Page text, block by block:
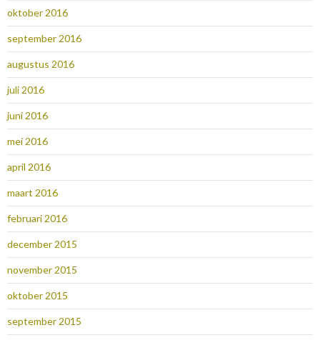
oktober 2016
september 2016
augustus 2016
juli 2016
juni 2016
mei 2016
april 2016
maart 2016
februari 2016
december 2015
november 2015
oktober 2015
september 2015